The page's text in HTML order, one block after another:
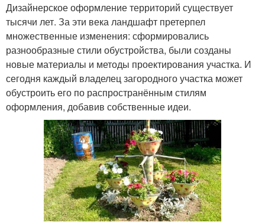
Дизайнерское оформление территорий существует
тысячи лет. За эти века ландшафт претерпел
множественные изменения: сформировались
разнообразные стили обустройства, были созданы
новые материалы и методы проектирования участка. И
сегодня каждый владелец загородного участка может
обустроить его по распространённым стилям
оформления, добавив собственные идеи.